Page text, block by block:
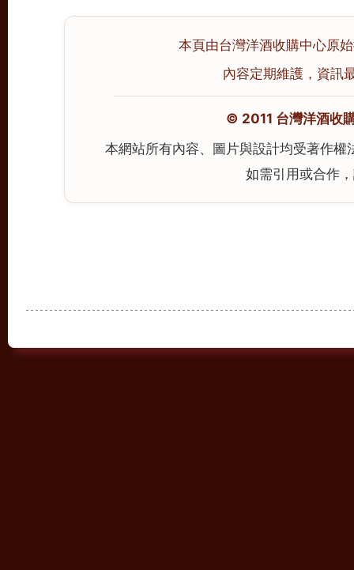
本頁由台灣洋酒收購中心原
內容定期維護，資訊
© 2011 台灣洋酒收
本網站所有內容、圖片與設計均受著作
如需引用或合作